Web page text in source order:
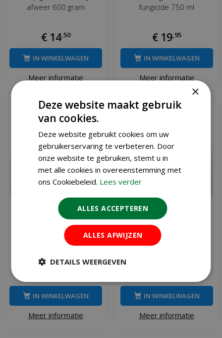
afweer 600 gram
€ 14 50
Meer informatie
IN WINKELWAGEN
fungicide 750 ml
€ 19, 95
Meer informatie
IN WINKELWAGEN
Bsi Wild afweer 600 gram
Meer informatie
IN WINKELWAGEN
BSI Stop granulaat katten
afweer 600 gram
Meer informatie
IN WINKELWAGEN
×
Deze website maakt gebruik
van cookies.
Deze website gebruikt cookies om uw
gebruikerservaring te verbeteren. Door
onze website te gebruiken, stemt u in
met alle cookies in overeenstemming met
ons Cookiebeleid. Lees verder
ALLES ACCEPTEREN
ALLES AFWIJZEN
DETAILS WEERGEVEN